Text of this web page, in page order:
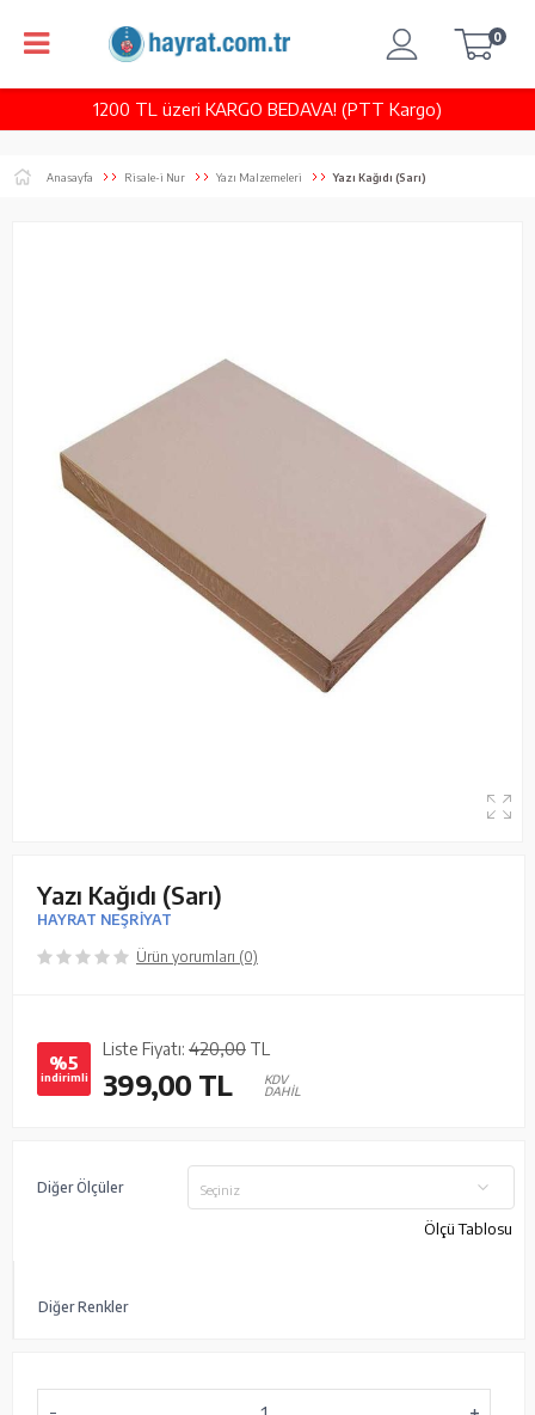
1200 TL üzeri KARGO BEDAVA! (PTT Kargo)
0
Anasayfa Risale-i Nur Yazı Malzemeleri Yazı Kağıdı (Sarı)
Yazı Kağıdı (Sarı)
HAYRAT NEŞRİYAT
Ürün yorumları (0)
%5
indirimli
Liste Fiyatı: 420,00 TL
399,00 TL
KDV
DAHİL
Diğer Ölçüler Seçiniz
Ölçü Tablosu
Diğer Renkler